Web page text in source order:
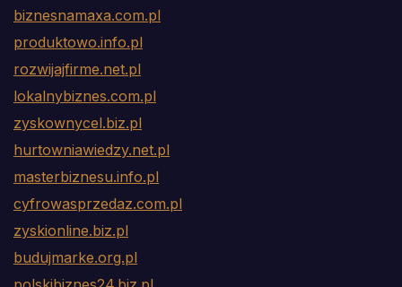
biznesnamaxa.com.pl
produktowo.info.pl
rozwijajfirme.net.pl
lokalnybiznes.com.pl
zyskownycel.biz.pl
hurtowniawiedzy.net.pl
masterbiznesu.info.pl
cyfrowasprzedaz.com.pl
zyskionline.biz.pl
budujmarke.org.pl